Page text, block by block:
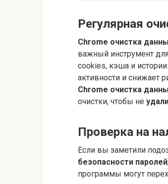
Регулярная
Chrome очистка
важный инструмент
cookies, кэша и
активности и снижает
Chrome очистка
очистки, чтобы не
Проверка на
Если вы заметили
безопасности паролей
программы могут